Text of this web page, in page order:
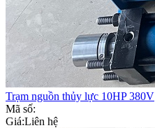
Trạm nguồn thủy lực 10HP 380V
Mã số:
Giá:Liên hệ